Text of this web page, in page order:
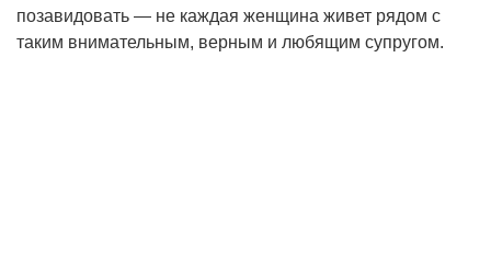
позавидовать — не каждая женщина живет рядом с
таким внимательным, верным и любящим супругом.